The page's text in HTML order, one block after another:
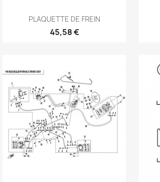
PLAQUETTE DE FREIN
45,58 €
Aperçu rapide